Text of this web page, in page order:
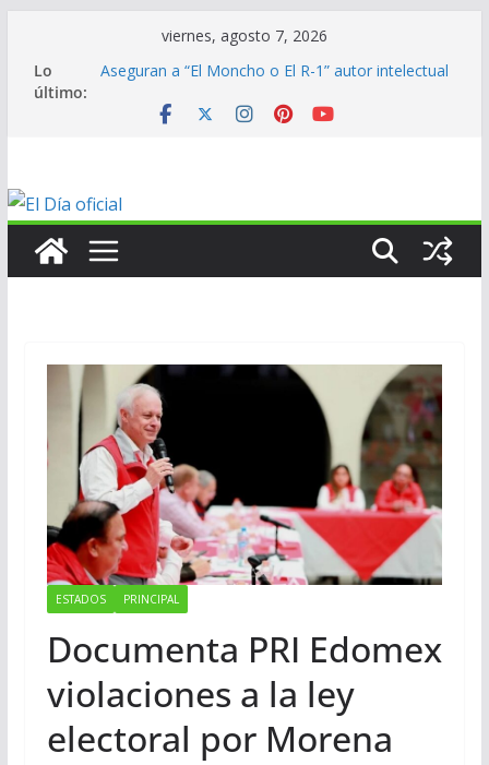
contenido
viernes, agosto 7, 2026
Lo
último:
Aseguran a “El Moncho o El R-1” autor intelectual
En mantenimiento…
Centroamericanos
ESTADOS PRINCIPAL
Documenta PRI Edomex
violaciones a la ley
electoral por Morena